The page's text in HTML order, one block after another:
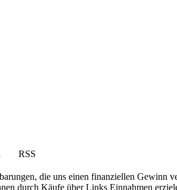
RSS
die uns einen finanziellen Gewinn
durch Käufe über Links Einnahmen